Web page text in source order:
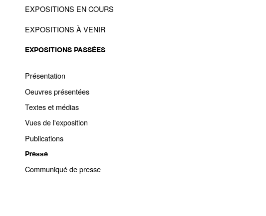
EXPOSITIONS EN COURS
EXPOSITIONS À VENIR
EXPOSITIONS PASSÉES
Présentation
Oeuvres présentées
Textes et médias
Vues de l'exposition
Publications
Presse
Communiqué de presse